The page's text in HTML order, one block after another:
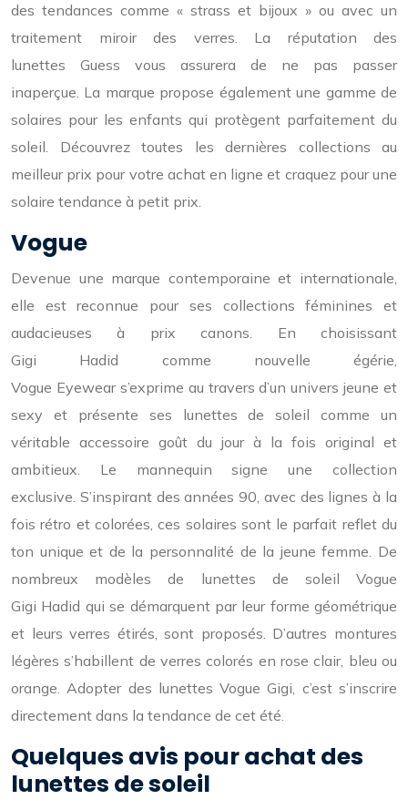
des tendances comme « strass et bijoux » ou avec un
traitement miroir des verres. La réputation des
lunettes Guess vous assurera de ne pas passer
inaperçue. La marque propose également une gamme de
solaires pour les enfants qui protègent parfaitement du
soleil. Découvrez toutes les dernières collections au
meilleur prix pour votre achat en ligne et craquez pour une
solaire tendance à petit prix.
Vogue
Devenue une marque contemporaine et internationale,
elle est reconnue pour ses collections féminines et
audacieuses à prix canons. En choisissant
Gigi Hadid comme nouvelle égérie,
Vogue Eyewear s’exprime au travers d’un univers jeune et
sexy et présente ses lunettes de soleil comme un
véritable accessoire goût du jour à la fois original et
ambitieux. Le mannequin signe une collection
exclusive. S’inspirant des années 90, avec des lignes à la
fois rétro et colorées, ces solaires sont le parfait reflet du
ton unique et de la personnalité de la jeune femme. De
nombreux modèles de lunettes de soleil Vogue
Gigi Hadid qui se démarquent par leur forme géométrique
et leurs verres étirés, sont proposés. D’autres montures
légères s’habillent de verres colorés en rose clair, bleu ou
orange. Adopter des lunettes Vogue Gigi, c’est s’inscrire
directement dans la tendance de cet été.
Quelques avis pour achat des
lunettes de soleil